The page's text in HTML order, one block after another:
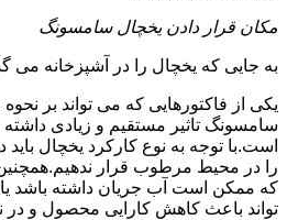
مکان قرار دادن یخچال سامسونگ
به جایی که یخچال را در آشپزخانه می
یکی از فاکتورهایی که می تواند بر
سامسونگ تاثیر مستقیم و زیادی داشته
است.با توجه به نوع کارکرد یخچال
را در محیط مرطوب قرار
که ممکن است آب جریان داشته باشد
تواند باعث کاهش کارایی محصول و در